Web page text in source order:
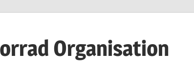
Organisation